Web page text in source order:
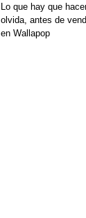
Lo que hay que
olvida, antes de
en Wallapop